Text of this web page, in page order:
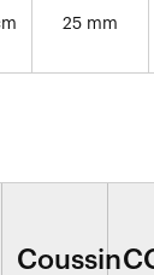
25 mm
Coussin